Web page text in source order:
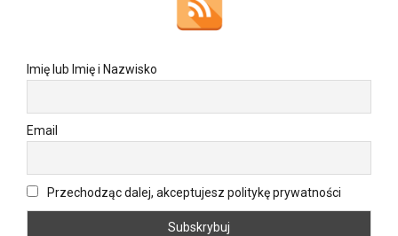
Imię lub Imię i Nazwisko
Email
Przechodząc dalej, akceptujesz politykę prywatności